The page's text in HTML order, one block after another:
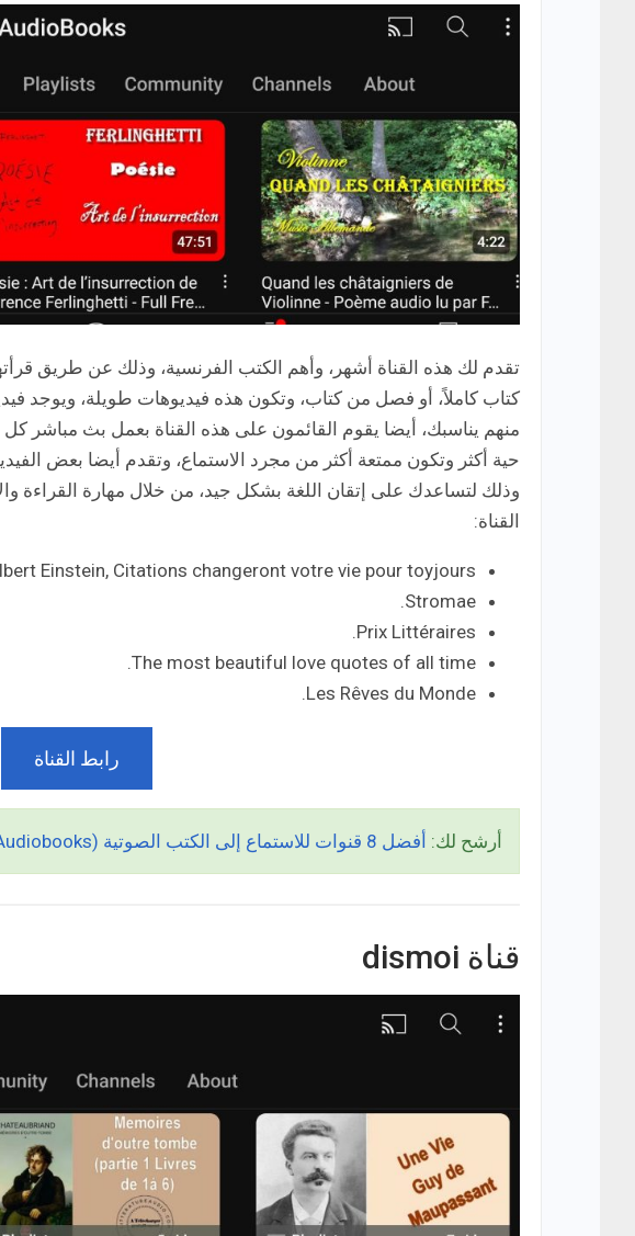
تقدم لك هذه القناة أشهر، وأهم الكتب الفرنسية، وذلك عن طريق
كتاب كاملاً، أو فصل من كتاب، وتكون هذه فيديوهات طويلة، ويوجد
منهم يناسبك، أيضا يقوم القائمون على هذه القناة بعمل بث مباشر
حية أكثر وتكون ممتعة أكثر من مجرد الاستماع، وتقدم أيضا بعض
وذلك لتساعدك على إتقان اللغة بشكل جيد، من خلال مهارة القراءة
القناة:
Einstein, Citations changeront votre vie pour toyjours.
Stromae.
Prix Littéraires.
The most beautiful love quotes of all time.
Les Rêves du Monde.
رابط القناة
أرشح لك: أفضل 8 قنوات للاستماع إلى الكتب الصوتية (Audiobooks) باللغة الإنجليزية مجانًا!
قناة dismoi